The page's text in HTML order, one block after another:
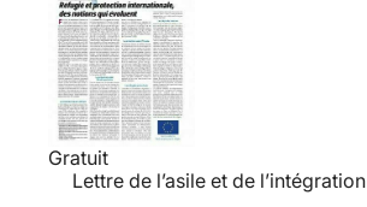
Gratuit
Lettre de l’asile et de l’intégration